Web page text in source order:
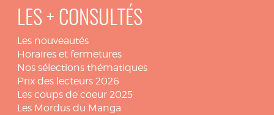
LES + CONSULTÉS
Les nouveautés
Horaires et fermetures
Nos sélections thématiques
Prix des lecteurs 2026
Les coups de coeur 2025
Les Mordus du Manga